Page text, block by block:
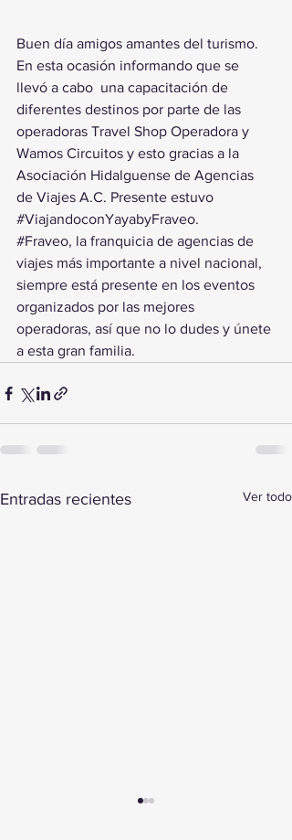
Buen día amigos amantes del turismo.
En esta ocasión informando que se
llevó a cabo  una capacitación de
diferentes destinos por parte de las
operadoras Travel Shop Operadora y
Wamos Circuitos y esto gracias a la
Asociación Hidalguense de Agencias
de Viajes A.C. Presente estuvo
#ViajandoconYayabyFraveo.
#Fraveo, la franquicia de agencias de
viajes más importante a nivel nacional,
siempre está presente en los eventos
organizados por las mejores
operadoras, así que no lo dudes y únete
a esta gran familia.
Entradas recientes Ver todo